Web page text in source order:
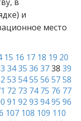
и
место
15 16 17 18 19 20
3435 36 3738 39
53 5455 56 5758
72 73 74 75 76 77
91 92 93 9495 96
107 108 109 110